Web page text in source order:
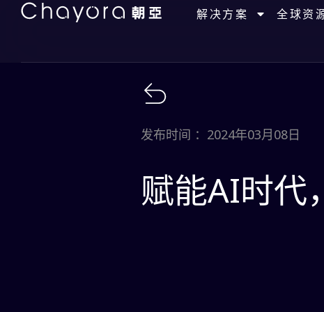
解决方案 全球资
发布时间 ：2024年03月08日
赋能AI时代